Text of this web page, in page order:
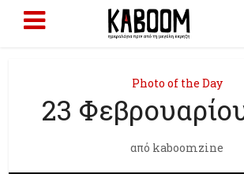
Photo of the Day
23
από kaboomzine